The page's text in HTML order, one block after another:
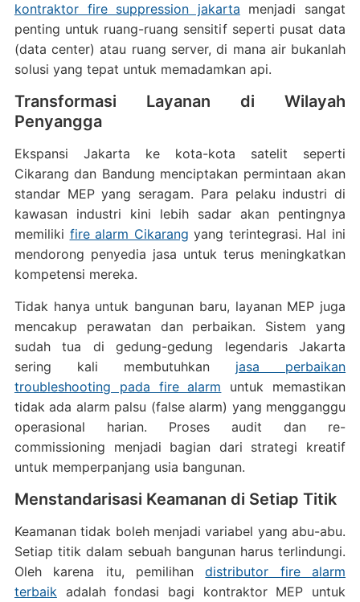
kontraktor fire suppression jakarta menjadi sangat
penting untuk ruang-ruang sensitif seperti pusat data
(data center) atau ruang server, di mana air bukanlah
solusi yang tepat untuk memadamkan api.
Transformasi Layanan di Wilayah
Penyangga
Ekspansi Jakarta ke kota-kota satelit seperti
Cikarang dan Bandung menciptakan permintaan akan
standar MEP yang seragam. Para pelaku industri di
kawasan industri kini lebih sadar akan pentingnya
memiliki fire alarm Cikarang yang terintegrasi. Hal ini
mendorong penyedia jasa untuk terus meningkatkan
kompetensi mereka.
Tidak hanya untuk bangunan baru, layanan MEP juga
mencakup perawatan dan perbaikan. Sistem yang
sudah tua di gedung-gedung legendaris Jakarta
sering kali membutuhkan jasa perbaikan
troubleshooting pada fire alarm untuk memastikan
tidak ada alarm palsu (false alarm) yang mengganggu
operasional harian. Proses audit dan re-
commissioning menjadi bagian dari strategi kreatif
untuk memperpanjang usia bangunan.
Menstandarisasi Keamanan di Setiap Titik
Keamanan tidak boleh menjadi variabel yang abu-abu.
Setiap titik dalam sebuah bangunan harus terlindungi.
Oleh karena itu, pemilihandistributor fire alarm
terbaikadalah fondasi bagi kontraktor MEP untuk